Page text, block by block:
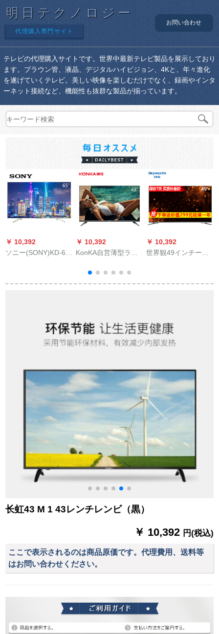
明日テクノロジー
代理購入専門サイト
お問い合わせ
テレビの代理購入サイトです。世界中最新テレビ製品を展示しており
ます。ブラウン管、液晶、デジタルハイビジョン、4Kと、年々進化
を遂げていくテレビ。美しい映像を楽しむだけでなく、録画やインタ
ーネット接続など、機能性も抜群な製品が揃っています。
￥ 10,392
ソニー(SONY)KD-65
ット2018新品
￥ 10,392
KonKA自営薄型ライ
パネ(32寸39寸43寸
50寸50寸55インチ
￥ 10,392
世界観49インチーフ
能イリングネリング
长虹43 M 1 43レンチレンビ（黒）
￥ 10,392 円(税込)
ここで表示されるのは商品原価です。代理費用、送料等
はお問い合わせください。